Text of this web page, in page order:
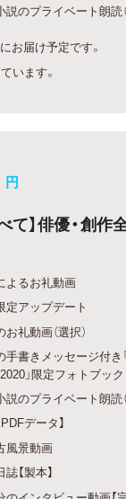
のプライベート朗読（
お届け予定です。
います。
円
て】俳優・創作
よるお礼動画
定アップデート
礼動画（選択）
手書きメッセージ付き
」限定フォトブック
のプライベート朗読（
データ】
風景動画
【製本】